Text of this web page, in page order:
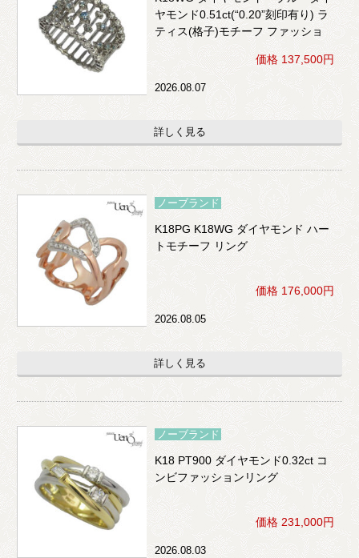
ヤモンド0.51ct(“0.20”刻印有り) ラ
ティス(格子)モチーフ ファッショ
ンリング
価格 137,500円
2026.08.07
詳しく見る
ノーブランド
K18PG K18WG ダイヤモンド ハー
トモチーフ リング
価格 176,000円
2026.08.05
詳しく見る
ノーブランド
K18 PT900 ダイヤモンド0.32ct コ
ンビファッションリング
価格 231,000円
2026.08.03